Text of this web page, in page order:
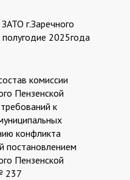
г.Заречного
2025года
комиссии
Пензенской
к
конфликта
постановлением
Пензенской
237